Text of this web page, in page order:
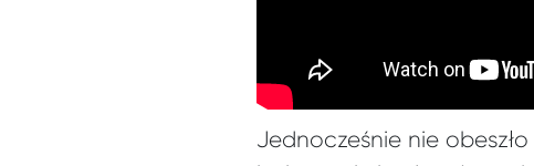
Jednocześnie nie